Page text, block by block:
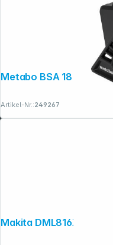
Artikel-Nr.:249267
Makita